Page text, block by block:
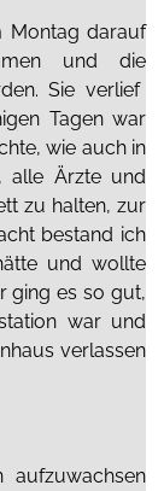
Montagdarauf
unddie
Sie verlief
Tagen war
wie auch in
alle Ärzte und
zu halten, zur
bestand ich
und wollte
ging es so gut,
war und
verlassen
aufzuwachsen